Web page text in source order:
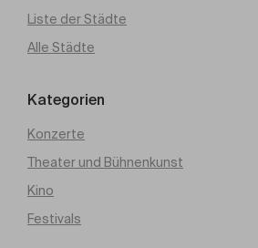
Liste der Städte
Alle Städte
Kategorien
Konzerte
Theater und Bühnenkunst
Kino
Festivals